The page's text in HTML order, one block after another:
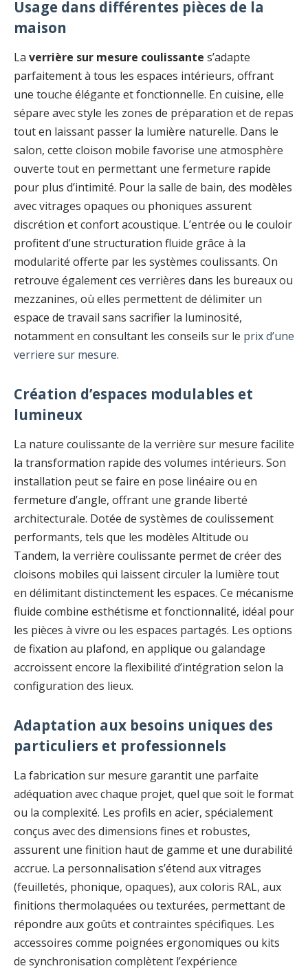
Usage dans différentes pièces de la
maison
La verrière sur mesure coulissante s’adapte
parfaitement à tous les espaces intérieurs, offrant
une touche élégante et fonctionnelle. En cuisine, elle
sépare avec style les zones de préparation et de repas
tout en laissant passer la lumière naturelle. Dans le
salon, cette cloison mobile favorise une atmosphère
ouverte tout en permettant une fermeture rapide
pour plus d’intimité. Pour la salle de bain, des modèles
avec vitrages opaques ou phoniques assurent
discrétion et confort acoustique. L’entrée ou le couloir
profitent d’une structuration fluide grâce à la
modularité offerte par les systèmes coulissants. On
retrouve également ces verrières dans les bureaux ou
mezzanines, où elles permettent de délimiter un
espace de travail sans sacrifier la luminosité,
notamment en consultant les conseils sur le prix d’une
verriere sur mesure.
Création d’espaces modulables et
lumineux
La nature coulissante de la verrière sur mesure facilite
la transformation rapide des volumes intérieurs. Son
installation peut se faire en pose linéaire ou en
fermeture d’angle, offrant une grande liberté
architecturale. Dotée de systèmes de coulissement
performants, tels que les modèles Altitude ou
Tandem, la verrière coulissante permet de créer des
cloisons mobiles qui laissent circuler la lumière tout
en délimitant distinctement les espaces. Ce mécanisme
fluide combine esthétisme et fonctionnalité, idéal pour
les pièces à vivre ou les espaces partagés. Les options
de fixation au plafond, en applique ou galandage
accroissent encore la flexibilité d’intégration selon la
configuration des lieux.
Adaptation aux besoins uniques des
particuliers et professionnels
La fabrication sur mesure garantit une parfaite
adéquation avec chaque projet, quel que soit le format
ou la complexité. Les profils en acier, spécialement
conçus avec des dimensions fines et robustes,
assurent une finition haut de gamme et une durabilité
accrue. La personnalisation s’étend aux vitrages
(feuilletés, phonique, opaques), aux coloris RAL, aux
finitions thermolaquées ou texturées, permettant de
répondre aux goûts et contraintes spécifiques. Les
accessoires comme poignées ergonomiques ou kits
de synchronisation complètent l’expérience